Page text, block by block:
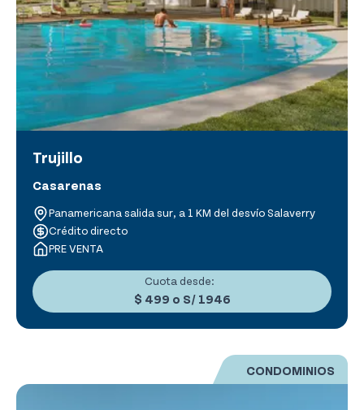
Trujillo
Casarenas
Panamericana salida sur, a 1 KM del desvío Salaverry
Crédito directo
PRE VENTA
Cuota desde:
$ 499 o S/ 1946
CONDOMINIOS